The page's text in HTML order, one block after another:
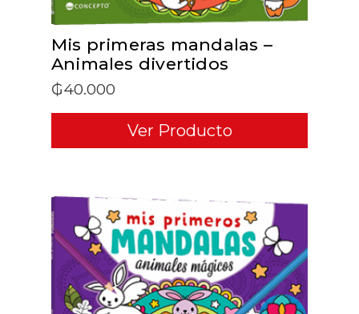
Mis primeras mandalas –
Animales divertidos
₲40.000
Ver Producto